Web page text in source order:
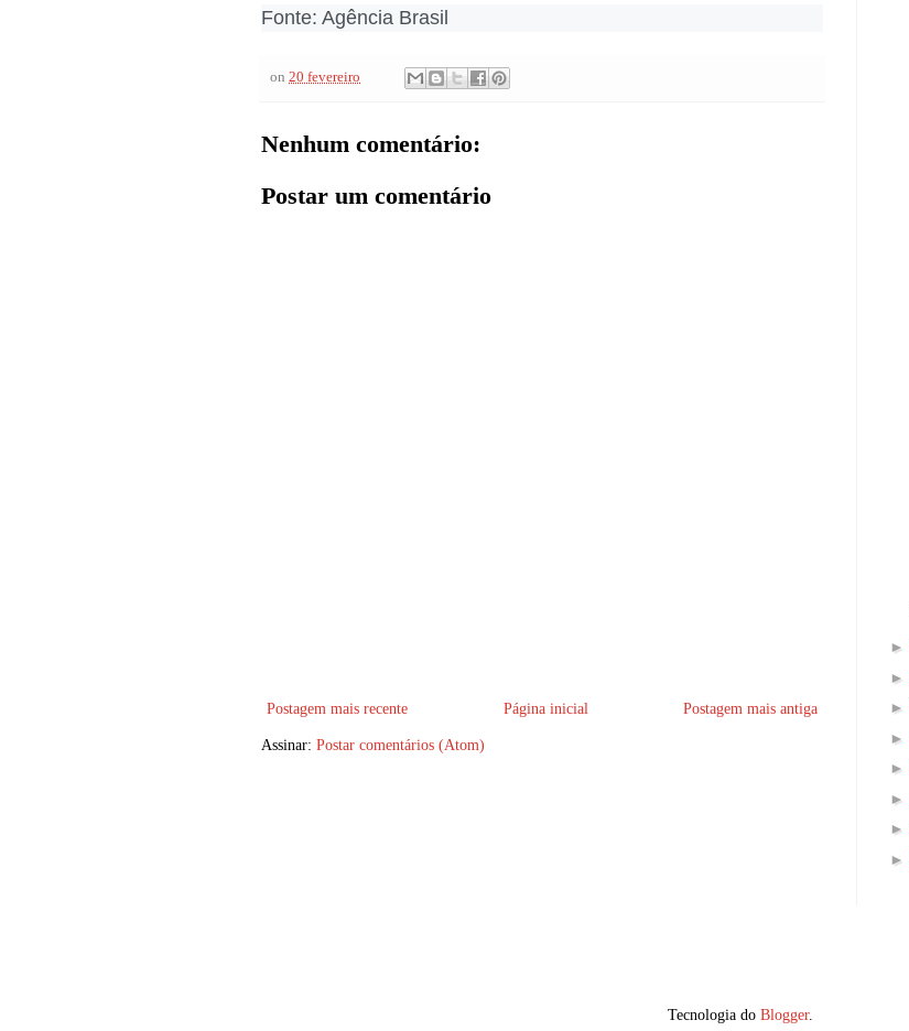
Fonte: Agência Brasil
on 20 fevereiro
Nenhum comentário:
Postar um comentário
Postagem mais recente Postagem mais antiga
Página inicial
Assinar: Postar comentários (Atom)
►
►
►
►
►
►
►
►
Tecnologia do Blogger.